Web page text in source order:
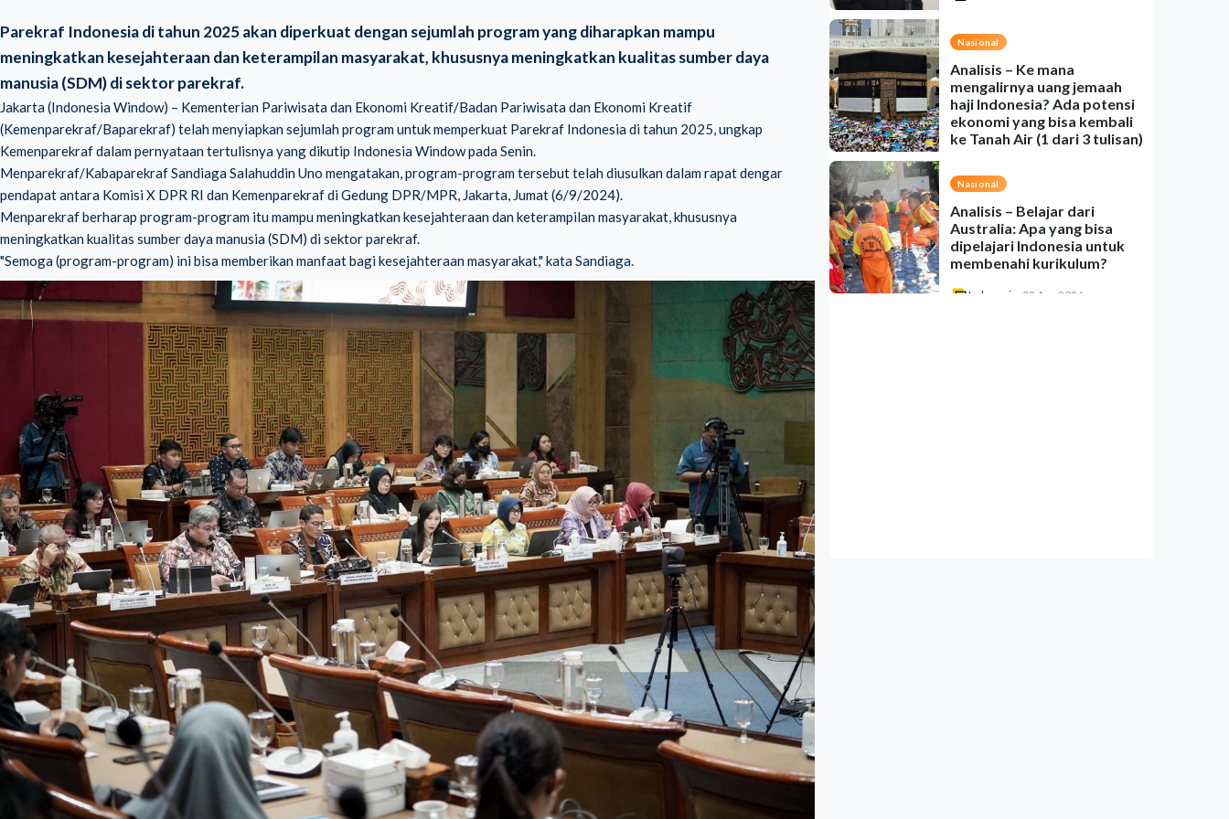
Parekraf Indonesia di tahun 2025 akan diperkuat dengan sejumlah programyang diharapkan mampu
meningkatkan kesejahteraan dan keterampilan masyarakat, khususnya meningkatkan kualitas sumber daya
manusia (SDM) di sektor parekraf.
Jakarta (Indonesia Window) – Kementerian Pariwisata dan Ekonomi Kreatif/Badan Pariwisata dan Ekonomi Kreatif
(Kemenparekraf/Baparekraf) telah menyiapkan sejumlah program untuk memperkuat Parekraf Indonesia di tahun 2025, ungkap
Kemenparekraf dalam pernyataan tertulisnya yang dikutip Indonesia Window pada Senin.
Menparekraf/Kabaparekraf Sandiaga Salahuddin Uno mengatakan, program-program tersebut telah diusulkan dalam rapat dengar
pendapat antara Komisi X DPR RI dan Kemenparekraf di Gedung DPR/MPR, Jakarta, Jumat (6/9/2024).
Menparekraf berharap program-program itu mampu meningkatkan kesejahteraan dan keterampilan masyarakat, khususnya
meningkatkan kualitas sumber daya manusia (SDM) di sektor parekraf.
"Semoga (program-program) ini bisa memberikan manfaat bagi kesejahteraan masyarakat," kata Sandiaga.
Nasional
Analisis – Ke mana
mengalirnya uang jemaah
haji Indonesia? Ada potensi
ekonomi yang bisa kembali
ke Tanah Air (1 dari 3 tulisan)
Nasional
Analisis – Belajar dari
Australia: Apa yang bisa
dipelajari Indonesia untuk
membenahi kurikulum?
Indonesia 08 Aug 2026